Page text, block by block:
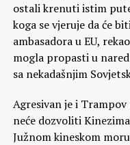
ostali krenuti istim
koga se vjeruje da će
ambasadora u EU,
mogla propasti u
sa nekadašnjim
Agresivan je i
neće dozvoliti
Južnom kineskom